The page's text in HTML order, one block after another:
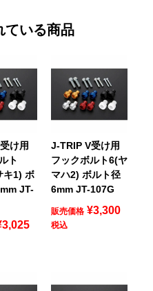
ている商品
け用
ト
キ1) ボ
JT-
3,025
J-TRIP V受け用
フックボルト6(ヤ
マハ2) ボルト径
6mm JT-107G
販売価格 ¥3,300
税込